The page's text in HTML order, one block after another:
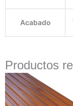
Acabado
Productos